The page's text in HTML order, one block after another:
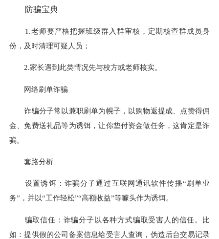
防骗宝典
1.老师要严格把握班级群入群审核，定期核查群成员身
份，及时清理可疑人员；
2.家长遇到此类情况先与校方或老师核实。
网络刷单诈骗
诈骗分子常以兼职刷单为幌子，以购物返提成、点赞得佣
金、免费送礼品等为诱饵，让你垫付资金做任务，这肯定是诈
骗。
套路分析
设置诱饵：诈骗分子通过互联网通讯软件传播“刷单业
务”，并以“工作轻松”“高额收益”等噱头作为诱饵。
骗取信任：诈骗分子以各种方式骗取受害人的信任。比
如：提供假的公司备案信息给受害人查询，伪造后台交易记录